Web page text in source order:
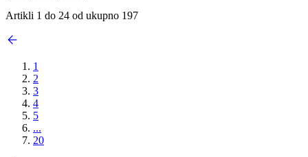
Artikli 1 do 24 od ukupno 197
1
2
3
4
5
...
20